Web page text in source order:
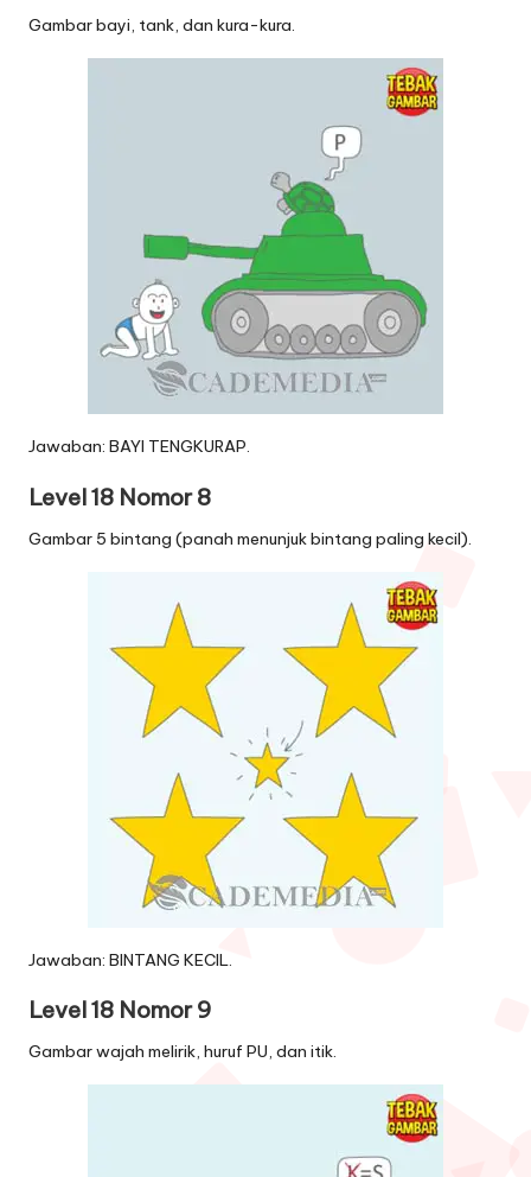
Gambar bayi, tank, dan kura-kura.
Jawaban: BAYI TENGKURAP.
Level 18 Nomor 8
Gambar 5 bintang (panah menunjuk bintang paling kecil).
Jawaban: BINTANG KECIL.
Level 18 Nomor 9
Gambar wajah melirik, huruf PU, dan itik.